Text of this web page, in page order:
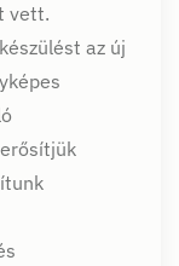
vett.
az új